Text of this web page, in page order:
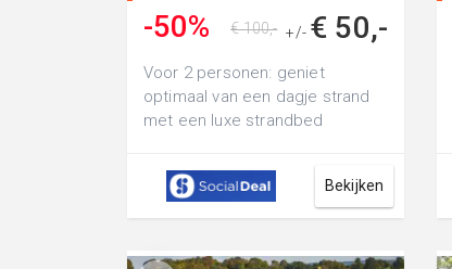
-50% +/- € 50,-
€ 100,-
Voor 2 personen: geniet
optimaal van een dagje strand
met een luxe strandbed
service van Stra...
Bekijken